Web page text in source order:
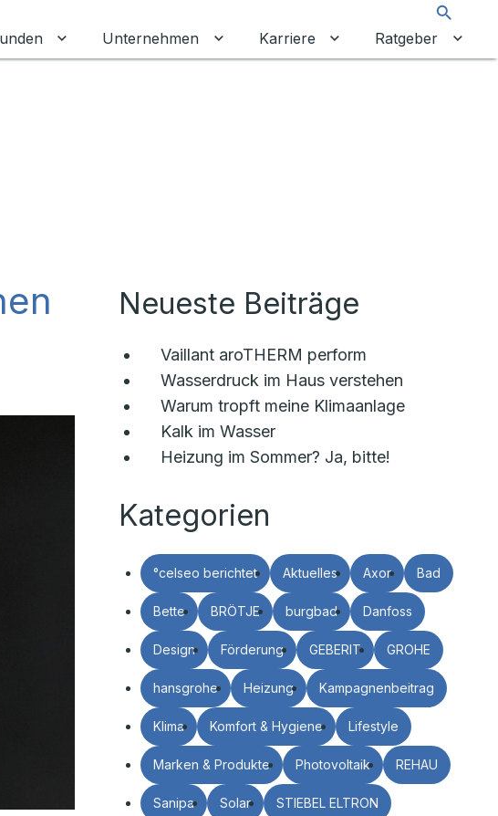
umschalten
Untermenü für Gewerbekunden umschalten
Unternehmen Untermenü für Unternehmen
Karriere Untermenü für
Ratgeber
Neueste Beiträge
Vaillant aroTHERM perform
Wasserdruck im Haus verstehen
Warum tropft meine Klimaanlage
Kalk im Wasser
Heizung im Sommer? Ja, bitte!
Kategorien
°celseo berichtet Aktuelles Axor Bad
Bette BRÖTJE burgbad Danfoss
Design Förderung GEBERIT GROHE
hansgrohe Heizung Kampagnenbeitrag
Klima Komfort & Hygiene Lifestyle
Marken & Produkte Photovoltaik REHAU
Sanipa Solar STIEBEL ELTRON